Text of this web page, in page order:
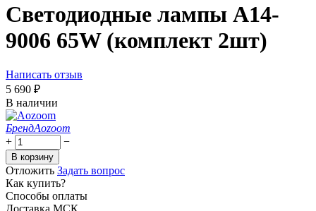
Светодиодные лампы A14-
9006 65W (комплект 2шт)
Написать отзыв
5 690 ₽
В наличии
БрендAozoom
+
−
В корзину
Отложить Задать вопрос
Как купить?
Способы оплаты